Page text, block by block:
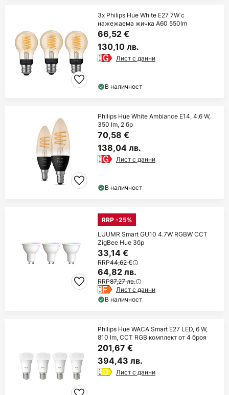
3x Philips Hue White E27 7W с
нажежаема жичка A60 550lm
66,52 €
130,10 лв.
Лист с данни
В наличност
Philips Hue White Ambiance E14, 4,6 W,
350 lm, 2 бр
70,58 €
138,04 лв.
Лист с данни
В наличност
RRP -25%
LUUMR Smart GU10 4.7W RGBW CCT
ZigBee Hue 3бр
33,14 €
RRP44,62 €
64,82 лв.
RRP87,27 лв.
Лист с данни
В наличност
Philips Hue WACA Smart E27 LED, 6 W,
810 lm, CCT RGB комплект от 4 броя
201,67 €
394,43 лв.
Лист с данни